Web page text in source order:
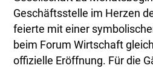
Geschäftsstelle im Herzen
feierte mit einer
beim Forum Wirtschaft
offizielle Eröffnung. Für die